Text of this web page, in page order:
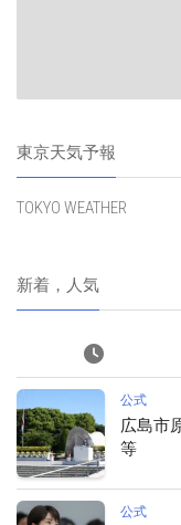
東京天気予報
TOKYO WEATHER
新着，人気
公式
広島市
等
公式